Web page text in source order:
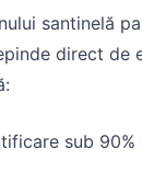
santinelă
direct de
sub